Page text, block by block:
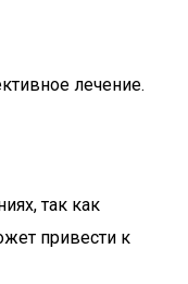
лечение.
так как
привести к